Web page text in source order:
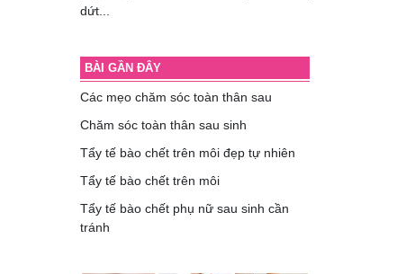
dứt...
BÀI GẦN ĐÂY
Các mẹo chăm sóc toàn thân sau
Chăm sóc toàn thân sau sinh
Tẩy tế bào chết trên môi đẹp tự nhiên
Tẩy tế bào chết trên môi
Tẩy tế bào chết phụ nữ sau sinh cần
tránh